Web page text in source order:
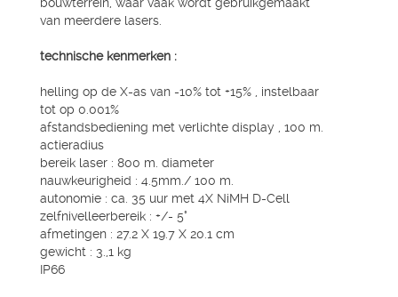
van meerdere lasers.
technische kenmerken :
helling op de X-as van -10% tot +15% , instelbaar
tot op 0.001%
afstandsbediening met verlichte display , 100 m.
actieradius
bereik laser : 800 m. diameter
nauwkeurigheid : 4.5mm./ 100 m.
autonomie : ca. 35 uur met 4X NiMH D-Cell
zelfnivelleerbereik : +/- 5°
afmetingen : 27.2 X 19.7 X 20.1 cm
gewicht : 3.,1 kg
IP66